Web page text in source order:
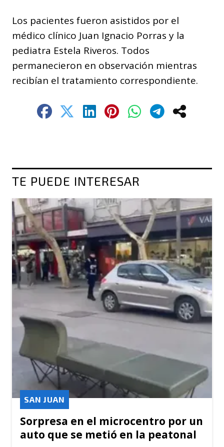
Los pacientes fueron asistidos por el
médico clínico Juan Ignacio Porras y la
pediatra Estela Riveros. Todos
permanecieron en observación mientras
recibían el tratamiento correspondiente.
TE PUEDE INTERESAR
Sorpresa en el microcentro por un
auto que se metió en la peatonal
SAN JUAN